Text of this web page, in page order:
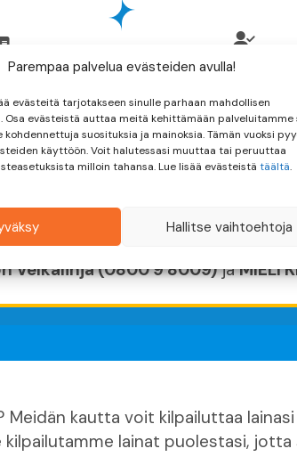
Parempaa palvelua evästeiden avulla!
evästeitä tarjotakseen sinulle parhaan mahdollisen
Osa evästeistä auttaa meitä kehittämään palveluitamme
suosituksia ja mainoksia. Tämän vuoksi
käyttöön. Voit halutessasi muuttaa tai peruuttaa
milloin tahansa. Lue lisää evästeistä täältä.
Hallitse vaihtoehtoja
Lainatyyppi
Vakuudeton
ja luoton kulut
kuin tarvitset.
Velkalinja (0800 9 8009)jaMIELI
kautta voit kilpailuttaa
kilpailutamme lainat puolestasi,